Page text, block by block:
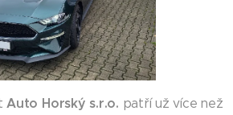
Auto Horský s.r.o. patří už více než